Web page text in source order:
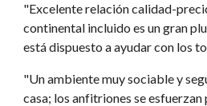
"Excelente relación calidad-
continental incluido es un gran
está dispuesto a ayudar con los
"Un ambiente muy sociable y
casa; los anfitriones se